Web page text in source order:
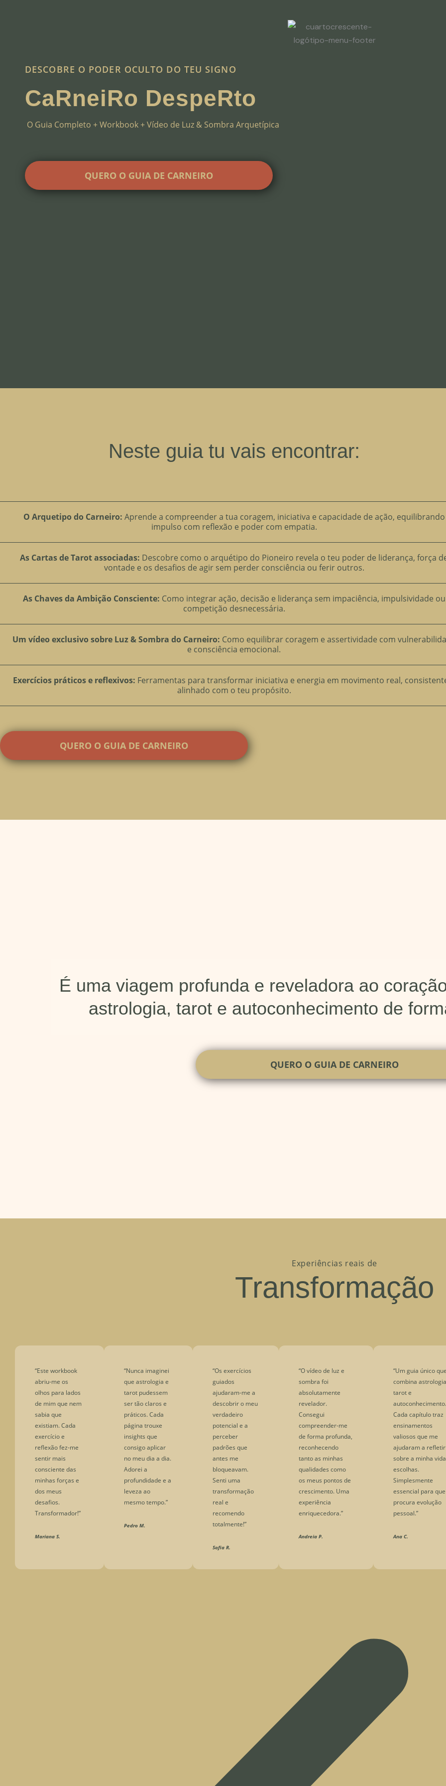
DESCOBRE O PODER OCULTO DO TEU SIGNO
CaRneiRo DespeRto
O Guia Completo + Workbook + Vídeo de Luz & Sombra Arquetípica
QUERO O GUIA DE CARNEIRO
Neste guia tu vais encontrar:
O Arquetipo do Carneiro: Aprende a compreender a tua coragem, iniciativa e capacidade de ação, equilibrando
impulso com reflexão e poder com empatia.
As Cartas de Tarot associadas: Descobre como o arquétipo do Pioneiro revela o teu poder de liderança, força
vontade e os desafios de agir sem perder consciência ou ferir outros.
As Chaves da Ambição Consciente: Como integrar ação, decisão e liderança sem impaciência, impulsividade ou
competição desnecessária.
Um vídeo exclusivo sobre Luz & Sombra do Carneiro: Como equilibrar coragem e assertividade com
e consciência emocional.
Exercícios práticos e reflexivos: Ferramentas para transformar iniciativa e energia em movimento real,
alinhado com o teu propósito.
QUERO O GUIA DE CARNEIRO
É uma viagem profunda e reveladora ao
astrologia, tarot e autoconhecimento de
QUERO O GUIA DE CARNEIRO
Experiências reais de
Transformação
“Este workbook
abriu-me os
olhos para lados
de mim que nem
sabia que
existiam. Cada
exercício e
reflexão fez-me
sentir mais
consciente das
minhas forças e
dos meus
desafios.
Transformador!”
Mariana S.
“Nunca imaginei
que astrologia e
tarot pudessem
ser tão claros e
práticos. Cada
página trouxe
insights que
consigo aplicar
no meu dia a dia.
Adorei a
profundidade e a
leveza ao
mesmo tempo.”
Pedro M.
“Os exercícios
guiados
ajudaram-me a
descobrir o meu
verdadeiro
potencial e a
perceber
padrões que
antes me
bloqueavam.
Senti uma
transformação
real e
recomendo
totalmente!”
Sofia R.
“O vídeo de luz e
sombra foi
absolutamente
revelador.
Consegui
compreender-me
de forma profunda,
reconhecendo
tanto as minhas
qualidades como
os meus pontos de
crescimento. Uma
experiência
enriquecedora.”
Andreia P.
“Um guia único
combina
tarot e
Cada capítulo traz
ensinamentos
valiosos que me
ajudaram a refletir
sobre a minha
escolhas.
Simplesmente
essencial para
procura evolução
pessoal.”
Ana C.